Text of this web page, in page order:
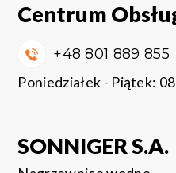
SONNIGER S.A.
Centrum
+48 801 889 855
Poniedziałek - Piątek: